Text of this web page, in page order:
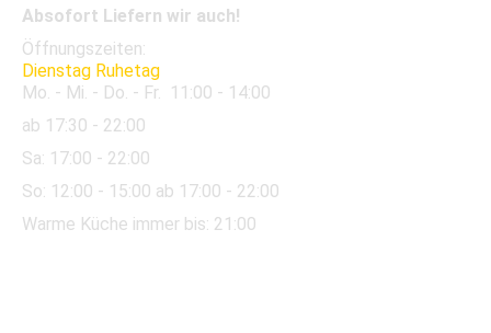
Absofort Liefern wir auch!
Öffnungszeiten:
Dienstag Ruhetag
Mo. - Mi. - Do. - Fr. 11:00 - 14:00
ab 17:30 - 22:00
Sa: 17:00 - 22:00
So: 12:00 - 15:00 ab 17:00 - 22:00
Warme Küche immer bis: 21:00